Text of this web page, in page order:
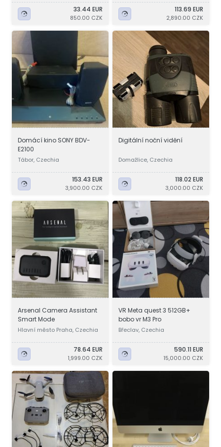
33.44 EUR
850.00 CZK
113.69 EUR
2,890.00 CZK
Domácí kino SONY BDV-
E2100
Tábor, Czechia
153.43 EUR
3,900.00 CZK
Digitální noční vidění
Domažlice, Czechia
118.02 EUR
3,000.00 CZK
Arsenal Camera Assistant
Smart Mode
Hlavní město Praha, Czechia
78.64 EUR
1,999.00 CZK
VR Meta quest 3 512GB+
bobo vr M3 Pro
Břeclav, Czechia
590.11 EUR
15,000.00 CZK